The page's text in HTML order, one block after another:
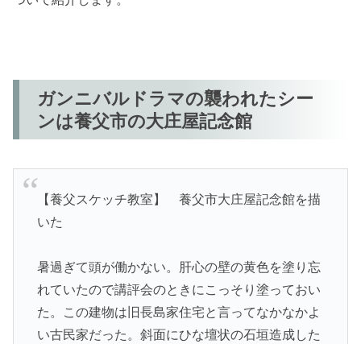
ガンニバルドラマの襲われたシー
ンは養父市の大庄屋記念館
【養父スケッチ教室】 養父市大庄屋記念館を描
いた
暑過ぎて頭が働かない。肝心の壁の黄色を塗り忘
れていたので講評会のときにこっそり塗っておい
た。この建物は旧長島家住宅と言ってなかなかよ
い古民家だった。斜面にひな壇状の石垣造成した